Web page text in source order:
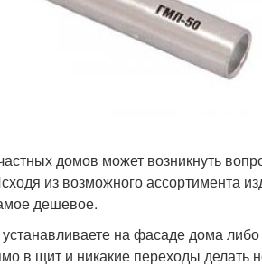
домов может возникнуть
из возможного ассортимента
дешевое.
на фасаде дома
в щит и никакие переходы делать